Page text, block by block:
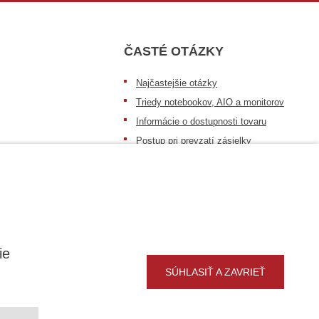
SÚHLASIŤ A ZAVRIEŤ
ČASTÉ OTÁZKY
Najčastejšie otázky
Triedy notebookov, AIO a monitorov
Informácie o dostupnosti tovaru
Postup pri prevzatí zásielky